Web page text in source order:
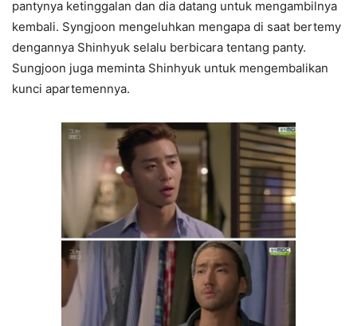
pantynya ketinggalan dan dia datang untuk mengambilnya
kembali. Syngjoon mengeluhkan mengapa di saat bertemy
dengannya Shinhyuk selalu berbicara tentang panty.
Sungjoon juga meminta Shinhyuk untuk mengembalikan
kunci apartemennya.